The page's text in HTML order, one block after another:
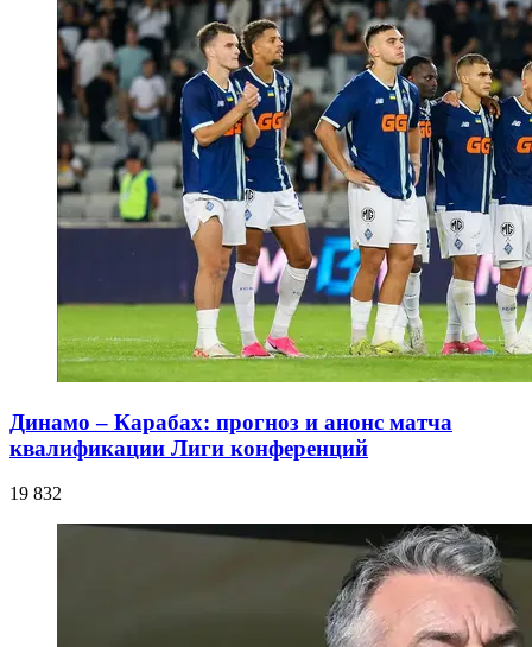
Динамо – Карабах: прогноз и анонс матча
квалификации Лиги конференций
19 832